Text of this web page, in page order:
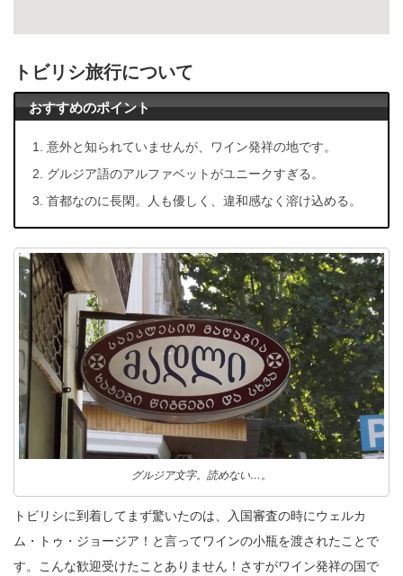
トビリシ旅行について
おすすめのポイント
意外と知られていませんが、ワイン発祥の地です。
グルジア語のアルファベットがユニークすぎる。
首都なのに長閑。人も優しく、違和感なく溶け込める。
グルジア文字。読めない…。
トビリシに到着してまず驚いたのは、入国審査の時にウェルカ
ム・トゥ・ジョージア！と言ってワインの小瓶を渡されたことで
す。こんな歓迎受けたことありません！さすがワイン発祥の国で